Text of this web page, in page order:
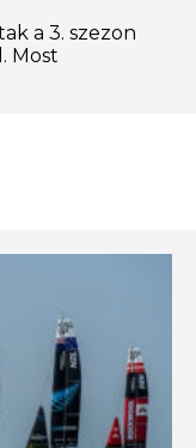
a 3. szezon
Most